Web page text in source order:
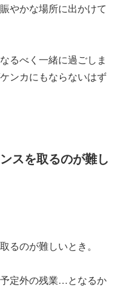
やかな場所に出かけて
るべく一緒に過ごしま
ンカにもならないはず
スを取るのが難し
るのが難しいとき。
定外の残業…となるか